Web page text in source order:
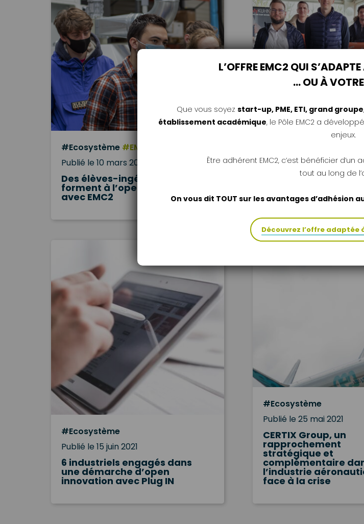
#Ecosystème #EMC2
Publié le 10 mars 2022
Des élèves-ingénieurs se
forment à l’open innovation
avec EMC2
#Ecosystème
Publié le 8 mars 2022
Manufacturing
#Ecosystème
Publié le 15 juin 2021
6 industriels engagés dans
une démarche d’open
innovation avec Plug IN
#Ecosystème
Publié le 25 mai 2021
CERTIX Group, un
rapprochement
stratégique et
complémentaire
l’industrie
face à la crise
L’OFFRE EMC2 QUI
… OU À
Que vous soyez start-up, PME, ETI, grand
établissement académique, le Pôle EMC2 a
enjeux.
Être adhérent EMC2, c’est bénéficier
tout au long de
On vous dit TOUT sur les avantages d’adhésion
Découvrez l’offre